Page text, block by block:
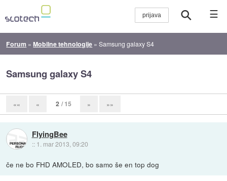
☰
Forum »Mobilne tehnologije »Samsung galaxy S4
Samsung galaxy S4
«« « 2 / 15 » »»
FlyingBee
:: 1. mar 2013, 09:20
če ne bo FHD AMOLED, bo samo še en top dog